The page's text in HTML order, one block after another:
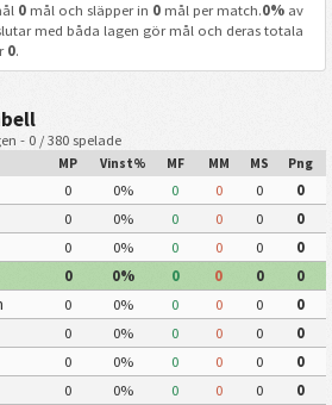
0mål och släpper in 0mål per match.0%av
med båda lagen gör mål och deras totala
0.
- 0 / 380 spelade
MP Vinst% MF MM MS Png
0 0% 0 0 0
0
0 0% 0 0 0
0
0 0% 0 0 0
0
0 0% 0 0 0
0
0 0% 0 0 0
0
0 0% 0 0 0
0
0 0% 0 0 0
0
0 0% 0 0 0
0